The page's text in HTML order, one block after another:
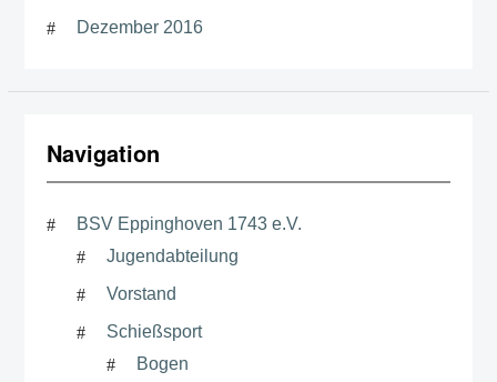
Dezember 2016
Navigation
BSV Eppinghoven 1743 e.V.
Jugendabteilung
Vorstand
Schießsport
Bogen